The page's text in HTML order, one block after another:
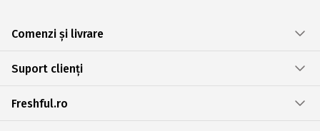
Comenzi și livrare
Suport clienți
Freshful.ro